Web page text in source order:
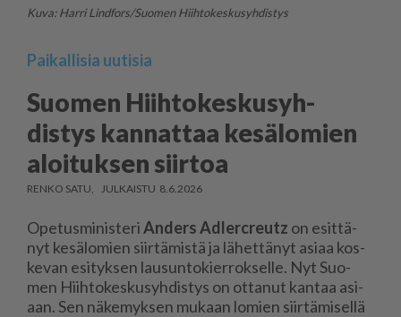
Kuva: Harri Lindfors/Suomen Hiihtokeskusyhdistys
Paikallisia uutisia
Suomen Hiihto­kes­ku­syh­
distys kannattaa kesälomien
aloituksen siirtoa
RENKO SATU 8.6.2026
Ope­tus­mi­nis­te­riAn­ders Ad­lerc­reutz on esit­tä­
nyt ke­sä­lo­mien siir­tä­mis­tä ja lä­het­tä­nyt asi­aa kos­
ke­van esi­tyk­sen lau­sun­to­kier­rok­sel­le. Nyt Suo­
men Hiih­to­kes­ku­syh­dis­tys on ot­ta­nut kan­taa asi­
aan. Sen nä­ke­myk­sen mu­kaan lo­mien siir­tä­mi­sel­lä